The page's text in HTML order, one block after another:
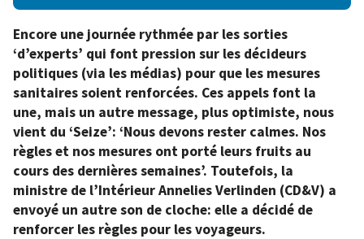
Encore une journée rythmée par les sorties
‘d’experts’ qui font pression sur les décideurs
politiques (via les médias) pour que les mesures
sanitaires soient renforcées. Ces appels font la
une, mais un autre message, plus optimiste, nous
vient du ‘Seize’: ‘Nous devons rester calmes. Nos
règles et nos mesures ont porté leurs fruits au
cours des dernières semaines’. Toutefois, la
ministre de l’Intérieur Annelies Verlinden (CD&V) a
envoyé un autre son de cloche: elle a décidé de
renforcer les règles pour les voyageurs.